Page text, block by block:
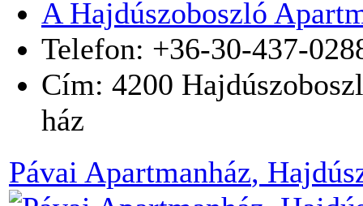
A Hajdúszoboszló
Telefon: +36-30-437-
Cím: 4200
ház
Pávai Apartmanház,